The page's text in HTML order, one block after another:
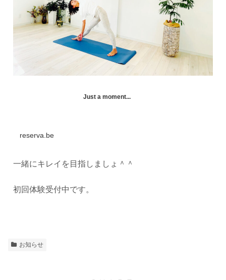
Just a moment...
reserva.be
一緒にキレイを目指しましょ＾＾
初回体験受付中です。
お知らせ